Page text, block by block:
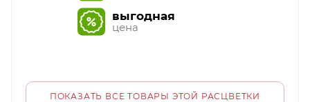
выгодная
цена
ПОКАЗАТЬ ВСЕ ТОВАРЫ ЭТОЙ РАСЦВЕТКИ